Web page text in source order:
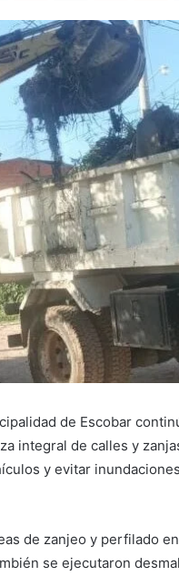
de Escobar
integral de calles y
y evitar
de zanjeo y perfilado
se ejecutaron